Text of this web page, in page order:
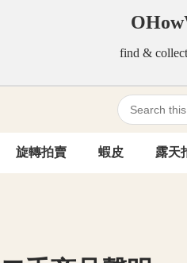
find &
旋轉拍賣 蝦皮 露天